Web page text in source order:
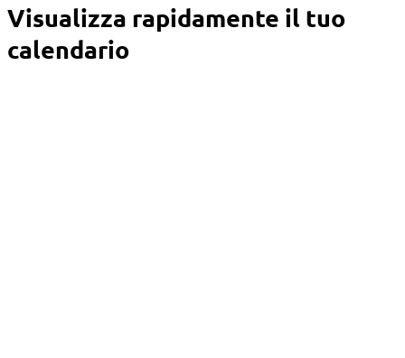
Visualizza rapidamente il tuo
calendario